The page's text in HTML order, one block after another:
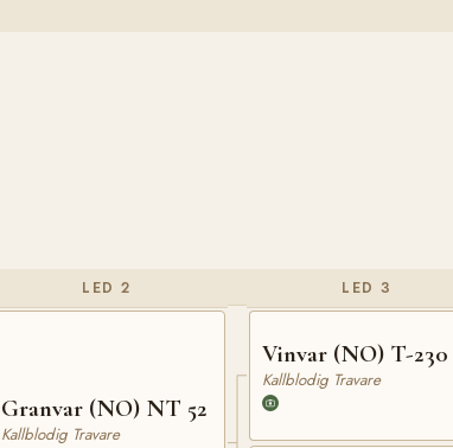
LED 2
Granvar (NO) NT 52
Kallblodig Travare
LED 3
Vinvar (NO) T-230
Kallblodig Travare